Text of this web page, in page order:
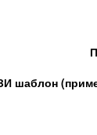
шаблон